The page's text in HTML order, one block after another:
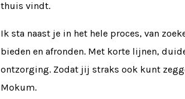
thuis vindt.
Ik sta naast je in het hele proces, van
bieden en afronden. Met korte lijnen,
ontzorging. Zodat jij straks ook kunt
Mokum.